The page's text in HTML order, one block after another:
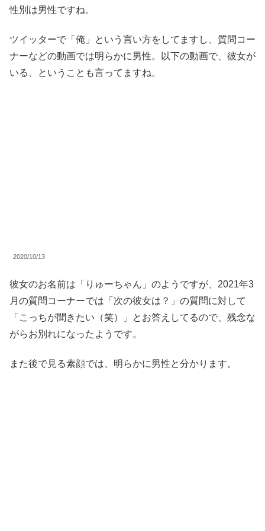
性別は男性ですね。
ツイッターで「俺」という言い方をしてますし、質問コー
ナーなどの動画では明らかに男性。以下の動画で、彼女が
いる、ということも言ってますね。
2020/10/13
彼女のお名前は「りゅーちゃん」のようですが、2021年3
月の質問コーナーでは「次の彼女は？」の質問に対して
「こっちが聞きたい（笑）」とお答えしてるので、残念な
がらお別れになったようです。
また後で見る素顔では、明らかに男性と分かります。